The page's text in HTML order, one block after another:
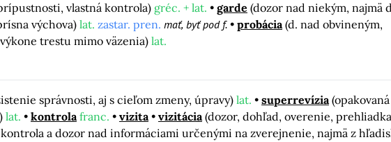
vlastná kontrola) gréc. + lat. garde (dozor nad niekým, najmä
výchova) lat. zastar. pren. mať, byť pod f. probácia (d. nad obvineným,
trestu mimo väzenia) lat.
správnosti, aj s cieľom zmeny, úpravy) lat. superrevízia
lat. kontrola franc. vizita vizitácia (dozor, dohľad, overenie,
a dozor nad informáciami určenými na zverejnenie, najmä z